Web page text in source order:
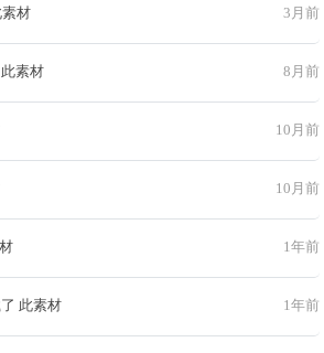
材 3月前
素材 8月前
10月前
10月前
1年前
此素材 1年前